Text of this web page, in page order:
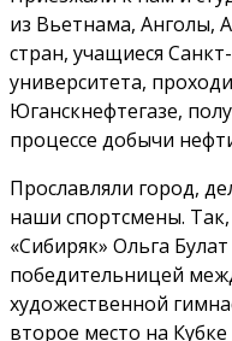
из Вьетнама, Анголы,
стран, учащиеся
университета,
Юганскнефтегазе,
процессе добычи
Прославляли город,
наши спортсмены.
«Сибиряк» Ольга
победительницей
художественной
второе место на